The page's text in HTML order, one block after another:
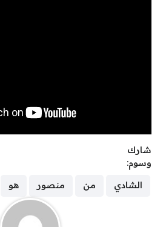
شارك
وسوم:
الشادي من منصور هو